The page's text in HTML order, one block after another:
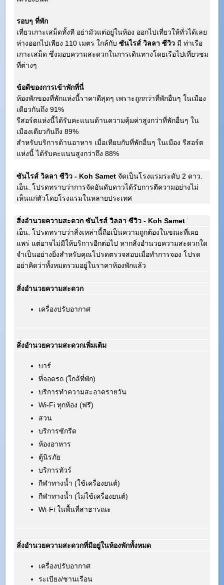
รอบๆ ที่พัก
เที่ยวเกาะเสม็ดทั้งที อย่ามัวแต่อยู่ในห้อง ออกไปเที่ยวให้ทั่วได้เลย
ห่างออกไปเพียง 110 เมตร ใกล้กับซันไรส์ วิลลา ซีวิว มี ท่าเรือ
เกาะเสม็ด ซึ่งมอบความสะดวกในการเดินทางโดยเรือไปเที่ยวชม
ที่ต่างๆ
ข้อดีของการเข้าพักที่นี่
ห้องพักของที่พักแห่งนี้ราคาดีสุดๆ เพราะถูกกว่าที่พักอื่นๆ ในเมือง
เดียวกันถึง 91%
รีสอร์ตแห่งนี้ได้รับคะแนนด้านความคุ้มค่าสูงกว่าที่พักอื่นๆ ใน
เมืองเดียวกันถึง 89%
สำหรับบริการด้านอาหาร เมื่อเทียบกับที่พักอื่นๆ ในเมือง รีสอร์ต
แห่งนี้ ได้รับคะแนนสูงกว่าถึง 88%
ซันไรส์ วิลลา ซีวิว - Koh Samet จัดเป็นโรงแรมระดับ 2 ดาว.
เอ็น. โปรดทราบว่าการจัดอันดับดาวได้รับการตีความอย่างไม่
เห็นแก่ตัวโดยโรงแรมในหลายประเทศ
สิ่งอำนวยความสะดวก ซันไรส์ วิลลา ซีวิว - Koh Samet
เอ็น. โปรดทราบว่าสิ่งเหล่านี้ถือเป็นความถูกต้องในขณะที่เผย
แพร่ แต่อาจไม่มีให้บริการอีกต่อไป หากสิ่งอำนวยความสะดวกใด
จำเป็นอย่างยิ่งสำหรับคุณโปรดตรวจสอบเมื่อทำการจอง โปรด
อย่าคิดว่าทั้งหมดรวมอยู่ในราคาห้องพักแล้ว
สิ่งอำนวยความสะดวก
เครื่องปรับอากาศ
สิ่งอำนวยความสะดวกเพิ่มเติม
บาร์
ที่จอดรถ (ใกล้ที่พัก)
บริการทำความสะอาดรายวัน
Wi-Fi ทุกห้อง (ฟรี)
สวน
บริการซักรีด
ห้องอาหาร
ตู้นิรภัย
บริการทัวร์
กีฬาทางน้ำ (ใช้เครื่องยนต์)
กีฬาทางน้ำ (ไม่ใช้เครื่องยนต์)
Wi-Fi ในพื้นที่สาธารณะ
สิ่งอำนวยความสะดวกที่มีอยู่ในห้องพักทั้งหมด
เครื่องปรับอากาศ
ระเบียง/ชานเรือน